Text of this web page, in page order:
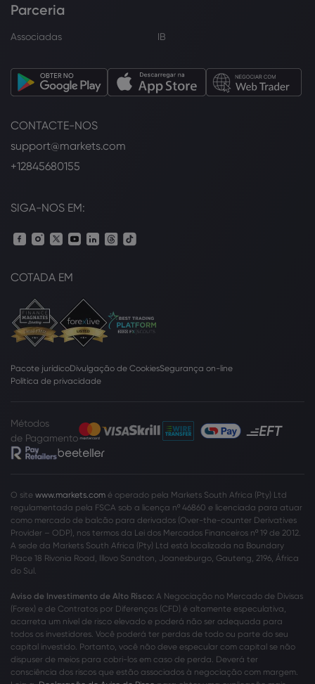
Parceria
Associadas IB
CONTACTE-NOS
support@markets.com
+12845680155
SIGA-NOS EM:
COTADA EM
Pacote jurídicoDivulgação de CookiesSegurança on-line
Política de privacidade
Métodos
de Pagamento
O site www.markets.com é operado pela Markets South Africa (Pty) Ltd
regulamentada pela FSCA sob a licença nº 46860 e licenciada para atuar
como mercado de balcão para derivados (Over-the-counter Derivatives
Provider – ODP), nos termos da Lei dos Mercados Financeiros nº 19 de 2012.
A sede da Markets South Africa (Pty) Ltd está localizada na Boundary
Place 18 Rivonia Road, Illovo Sandton, Joanesburgo, Gauteng, 2196, África
do Sul.
Aviso de Investimento de Alto Risco: A Negociação no Mercado de Divisas
(Forex) e de Contratos por Diferenças (CFD) é altamente especulativa,
acarreta um nível de risco elevado e poderá não ser adequada para
todos os investidores. Você poderá ter perdas de todo ou parte do seu
capital investido. Portanto, você não deve especular com capital se não
dispuser de meios para cobri-los em caso de perda. Deverá ter
consciência dos riscos que estão associados à negociação com margem.